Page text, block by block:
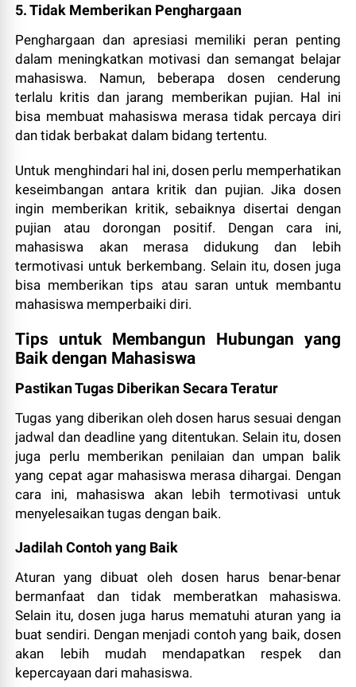
5. Tidak Memberikan Penghargaan
Penghargaan dan apresiasi memiliki peran penting
dalam meningkatkan motivasi dan semangat belajar
mahasiswa. Namun, beberapa dosen cenderung
terlalu kritis dan jarang memberikan pujian. Hal ini
bisa membuat mahasiswa merasa tidak percaya diri
dan tidak berbakat dalam bidang tertentu.
Untuk menghindari hal ini, dosen perlu memperhatikan
keseimbangan antara kritik dan pujian. Jika dosen
ingin memberikan kritik, sebaiknya disertai dengan
pujian atau dorongan positif. Dengan cara ini,
mahasiswa akan merasa didukung dan lebih
termotivasi untuk berkembang. Selain itu, dosen juga
bisa memberikan tips atau saran untuk membantu
mahasiswa memperbaiki diri.
Tips untuk Membangun Hubungan yang
Baik dengan Mahasiswa
Pastikan Tugas Diberikan Secara Teratur
Tugas yang diberikan oleh dosen harus sesuai dengan
jadwal dan deadline yang ditentukan. Selain itu, dosen
juga perlu memberikan penilaian dan umpan balik
yang cepat agar mahasiswa merasa dihargai. Dengan
cara ini, mahasiswa akan lebih termotivasi untuk
menyelesaikan tugas dengan baik.
Jadilah Contoh yang Baik
Aturan yang dibuat oleh dosen harus benar-benar
bermanfaat dan tidak memberatkan mahasiswa.
Selain itu, dosen juga harus mematuhi aturan yang ia
buat sendiri. Dengan menjadi contoh yang baik, dosen
akan lebih mudah mendapatkan respek dan
kepercayaan dari mahasiswa.